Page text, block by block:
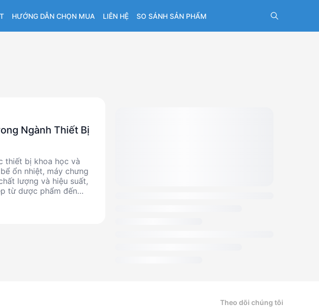
HƯỚNG DẪN CHỌN MUA LIÊN HỆ SO SÁNH SẢN PHẨM
Ngành Thiết Bị
thiết bị khoa học và
ổn nhiệt, máy chưng
lượng và hiệu suất,
từ dược phẩm đến
các kỹ sư và nhà
Theo dõi chúng tôi